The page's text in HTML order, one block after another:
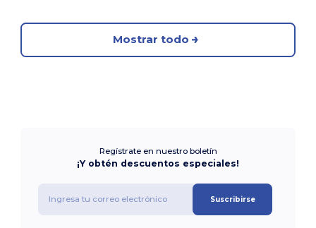
Mostrar todo
Regístrate en nuestro boletín
¡Y obtén descuentos especiales!
Suscribirse